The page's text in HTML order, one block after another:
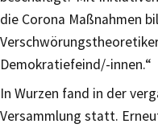
die Corona Maßnahmen
Demokratiefeind/-innen.“
In Wurzen fand in der
Versammlung statt.